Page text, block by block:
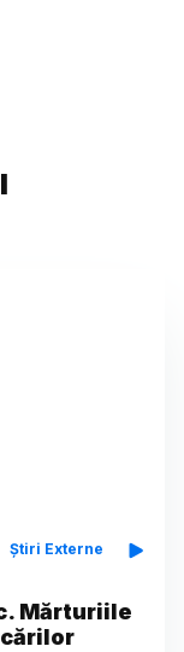
Știri Externe
Mărturiile